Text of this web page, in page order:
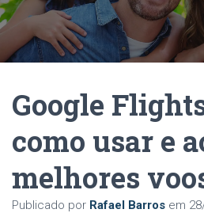
Google
como usar e
melhores
Publicado por Rafael Barros em